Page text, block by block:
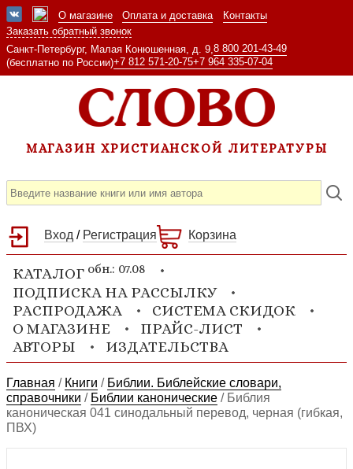
О магазине Оплата и доставка
Контакты
Заказать обратный звонок
Санкт-Петербург, Малая Конюшенная, д. 9, 8 800 201-43-49
(бесплатно по России)+7 812 571-20-75+7 964 335-07-04
МАГАЗИН ХРИСТИАНСКОЙ ЛИТЕРАТУРЫ
Вход / Регистрация Корзина
КАТАЛОГ обн.: 07.08
ПОДПИСКА НА РАССЫЛКУ
РАСПРОДАЖА
СИСТЕМА СКИДОК
О МАГАЗИНЕ
ПРАЙС-ЛИСТ
АВТОРЫ
ИЗДАТЕЛЬСТВА
Главная / Книги / Библии. Библейские словари,
справочники / Библии канонические / Библия
каноническая 041 синодальный перевод, черная (гибкая,
ПВХ)